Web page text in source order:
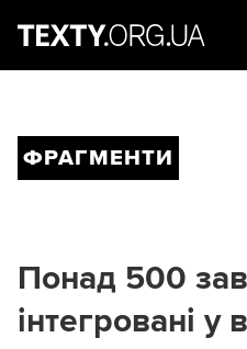
ФРАГМЕНТИ
Понад 500
інтегровані у